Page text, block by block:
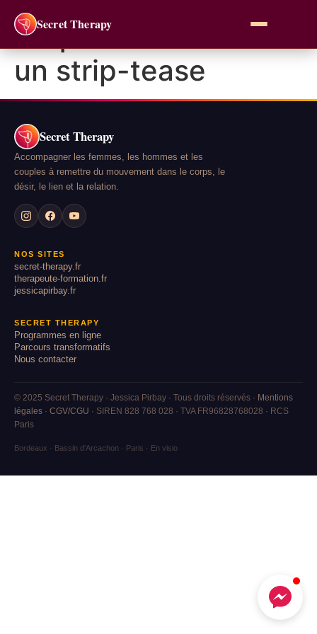
Secret Therapy
Étiquette :
bien faire
un strip-tease
Secret Therapy
Accompagner les femmes, les hommes et les
couples à remettre du mouvement dans le corps, le
désir, le lien et la relation.
NOS SITES
secret-therapy.fr
therapeute-formation.fr
jessicapirbay.fr
SECRET THERAPY
Programmes en ligne
Parcours transformatifs
Nous contacter
© 2025 Secret Therapy · Jessica Pirbay · Tous droits réservés · Mentions
légales · CGV/CGU · SIREN 828 768 028 · TVA FR96828768028 · RCS
Paris
Bordeaux · Bassin d'Arcachon · Paris · En visio